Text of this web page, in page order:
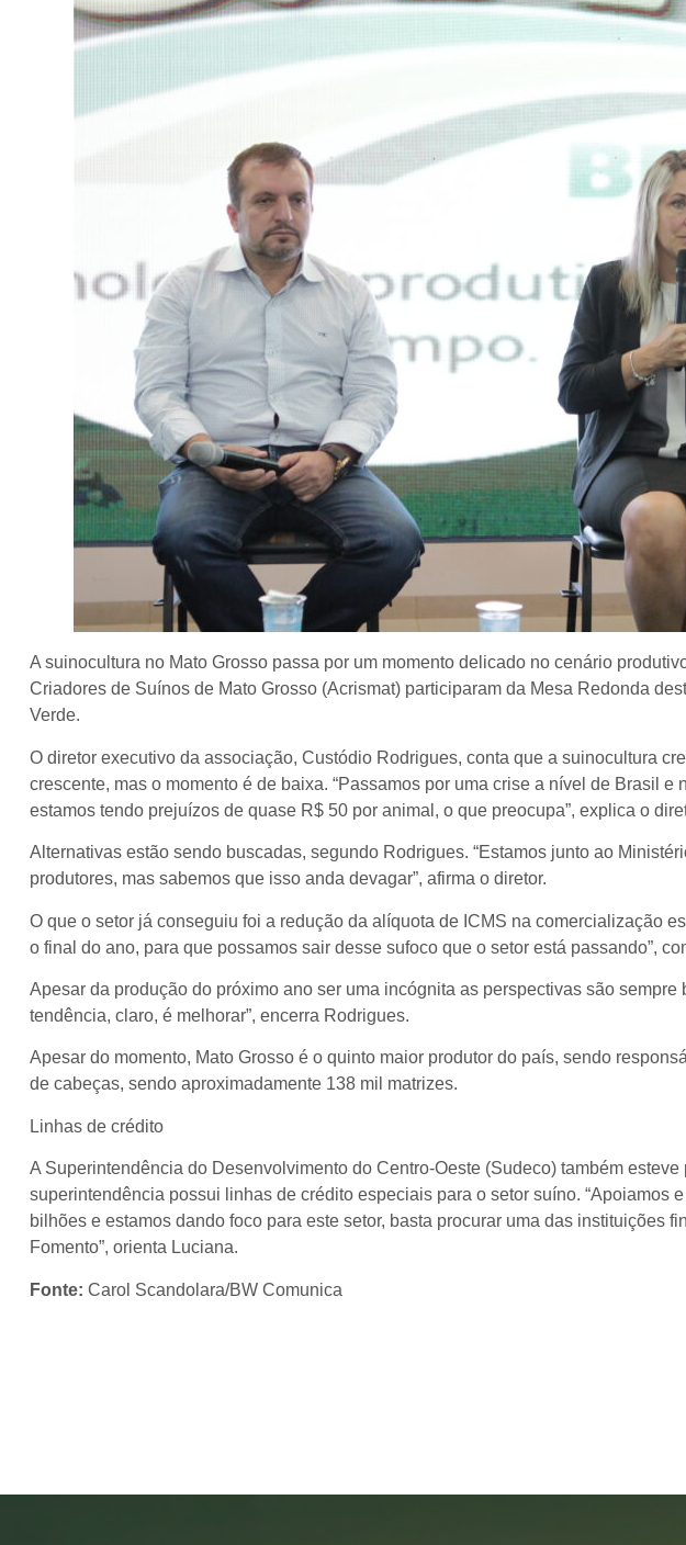
A suinocultura no Mato Grosso passa por um momento delicado no cenário
Criadores de Suínos de Mato Grosso (Acrismat) participaram da Mesa Redonda
Verde.
O diretor executivo da associação, Custódio Rodrigues, conta que a suinocultura
crescente, mas o momento é de baixa. “Passamos por uma crise a nível de Brasil
estamos tendo prejuízos de quase R$ 50 por animal, o que preocupa”, explica o
Alternativas estão sendo buscadas, segundo Rodrigues. “Estamos junto ao
produtores, mas sabemos que isso anda devagar”, afirma o diretor.
O que o setor já conseguiu foi a redução da alíquota de ICMS na comercialização
o final do ano, para que possamos sair desse sufoco que o setor está passando”,
Apesar da produção do próximo ano ser uma incógnita as perspectivas são
tendência, claro, é melhorar”, encerra Rodrigues.
Apesar do momento, Mato Grosso é o quinto maior produtor do país, sendo
de cabeças, sendo aproximadamente 138 mil matrizes.
Linhas de crédito
A Superintendência do Desenvolvimento do Centro-Oeste (Sudeco) também
superintendência possui linhas de crédito especiais para o setor suíno.
bilhões e estamos dando foco para este setor, basta procurar uma das
Fomento”, orienta Luciana.
Fonte: Carol Scandolara/BW Comunica